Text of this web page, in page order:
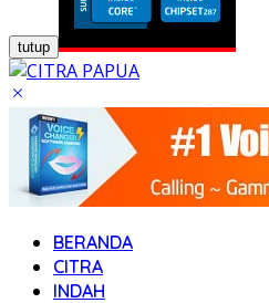
tutup
BERANDA
CITRA
INDAH